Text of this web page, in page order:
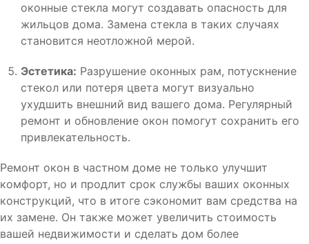
оконные стекла могут создавать опасность для
жильцов дома. Замена стекла в таких случаях
становится неотложной мерой.
Эстетика: Разрушение оконных рам, потускнение
стекол или потеря цвета могут визуально
ухудшить внешний вид вашего дома. Регулярный
ремонт и обновление окон помогут сохранить его
привлекательность.
Ремонт окон в частном доме не только улучшит
комфорт, но и продлит срок службы ваших оконных
конструкций, что в итоге сэкономит вам средства на
их замене. Он также может увеличить стоимость
вашей недвижимости и сделать дом более